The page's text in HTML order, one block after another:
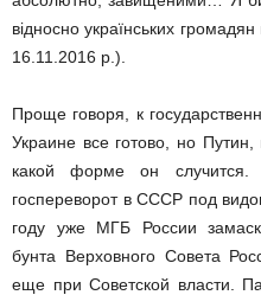
відносно українських
16.11.2016 р.).
Проще говоря, к
Украине все готово, но
какой форме он
госпереворот в СССР под
году уже МГБ России
бунта Верховного Совета
еще при Советской власти.